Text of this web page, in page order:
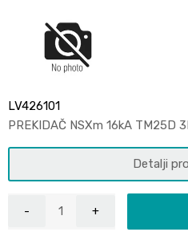
LV426101
PREKIDAČ NSXm 16kA TM25D
Detalji